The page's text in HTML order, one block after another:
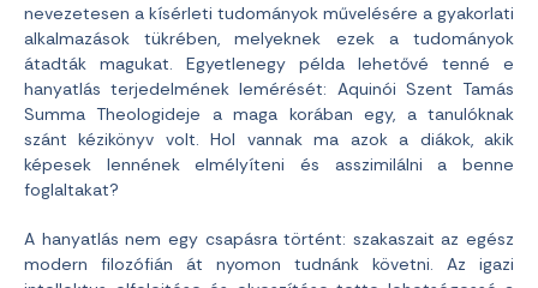
nevezetesen a kísérleti tudományok művelésére a gyakorlati
alkalmazások tükrében, melyeknek ezek a tudományok
átadták magukat. Egyetlenegy példa lehetővé tenné e
hanyatlás terjedelmének lemérését: Aquinói Szent Tamás
Summa Theologideje a maga korában egy, a tanulóknak
szánt kézikönyv volt. Hol vannak ma azok a diákok, akik
képesek lennének elmélyíteni és asszimilálni a benne
foglaltakat?
A hanyatlás nem egy csapásra történt: szakaszait az egész
modern filozófián át nyomon tudnánk követni. Az igazi